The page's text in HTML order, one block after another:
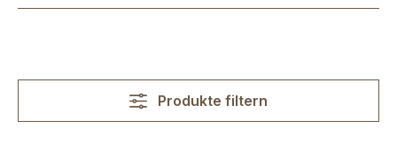
Produkte filtern